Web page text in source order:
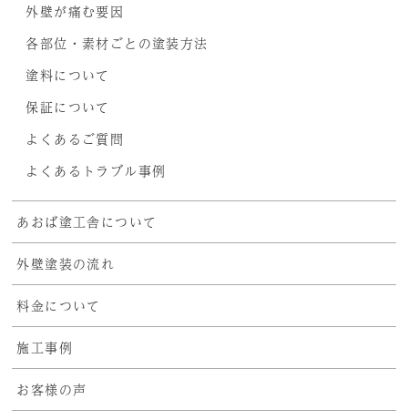
外壁が痛む要因
各部位・素材ごとの塗装方法
塗料について
保証について
よくあるご質問
よくあるトラブル事例
あおば塗工舎について
外壁塗装の流れ
料金について
施工事例
お客様の声